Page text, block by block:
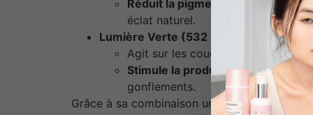
Réduit la pigmentation
, les
éclat naturel.
Lumière Verte (532 nm) : Le
Agit sur les couches superficielles
Stimule la production de
gonflements.
Grâce à sa combinaison unique de